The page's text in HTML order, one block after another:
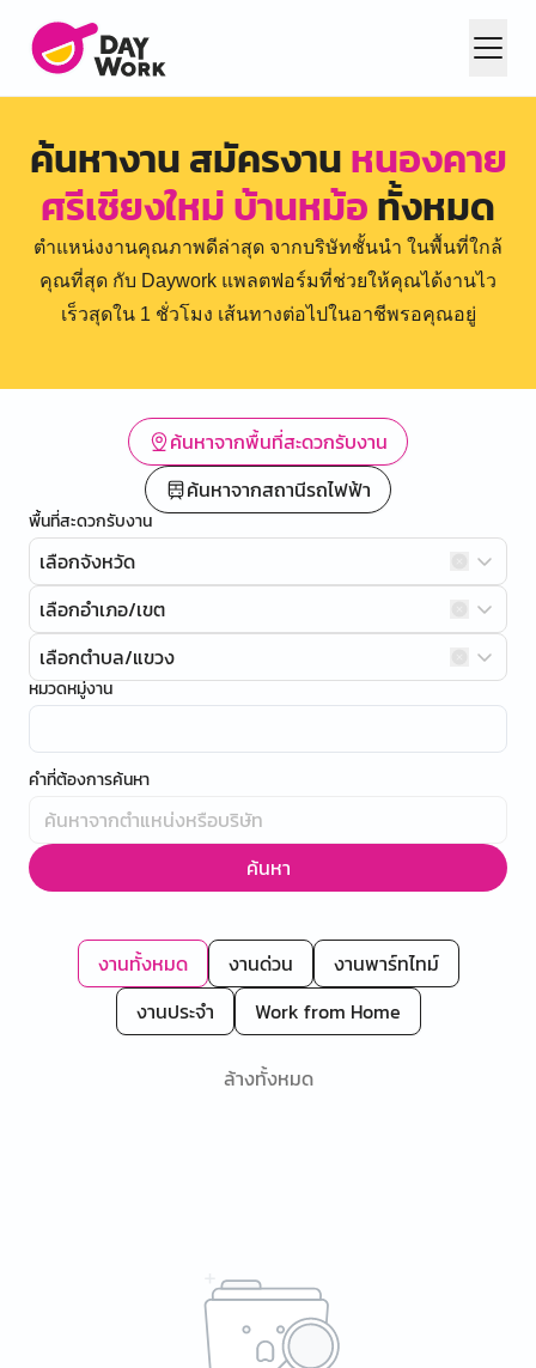
ค้นหางาน สมัครงานหนองคาย
ศรีเชียงใหม่ บ้านหม้อทั้งหมด
ตำแหน่งงานคุณภาพดีล่าสุด จากบริษัทชั้นนำ ในพื้นที่ใกล้
คุณที่สุด กับ Daywork แพลตฟอร์มที่ช่วยให้คุณได้งานไว
เร็วสุดใน 1 ชั่วโมง เส้นทางต่อไปในอาชีพรอคุณอยู่
ค้นหาจากพื้นที่สะดวกรับงาน
ค้นหาจากสถานีรถไฟฟ้า
พื้นที่สะดวกรับงาน
เลือกจังหวัด
เลือกอำเภอ/เขต
เลือกตำบล/แขวง
หมวดหมู่งาน
คำที่ต้องการค้นหา
ค้นหา
งานทั้งหมด งานด่วน
งานพาร์ทไทม์
งานประจำ
Work from Home
ล้างทั้งหมด